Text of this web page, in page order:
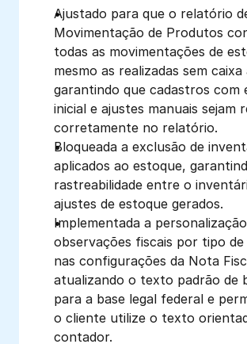
Ajustado para que o relatório
Movimentação de Produtos
todas as movimentações de
mesmo as realizadas sem
garantindo que cadastros com
inicial e ajustes manuais sejam
corretamente no relatório.
Bloqueada a exclusão de
aplicados ao estoque,
rastreabilidade entre o
ajustes de estoque gerados.
Implementada a
observações fiscais por tipo
nas configurações da Nota
atualizando o texto padrão de
para a base legal federal e
o cliente utilize o texto
contador.